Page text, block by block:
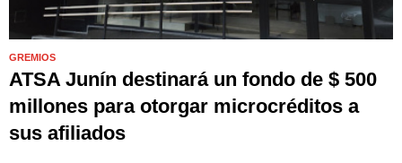
GREMIOS
ATSA Junín destinará un fondo de $ 500
millones para otorgar microcréditos a
sus afiliados